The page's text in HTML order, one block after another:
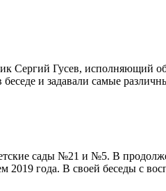
Сергий Гусев, исполняющий
и задавали самые
сады №21 и №5. В
года. В своей беседы с